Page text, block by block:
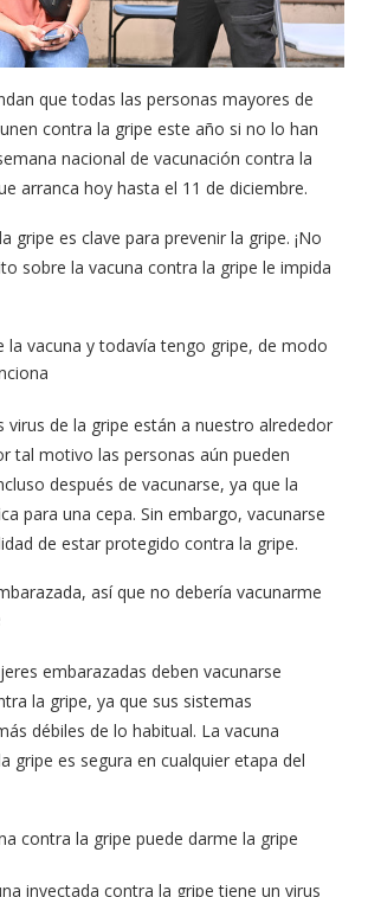
que todas las personas mayores de
contra la gripe este año si no lo han
nacional de vacunación contra la
arranca hoy hasta el 11 de diciembre.
gripe es clave para prevenir la gripe. ¡No
sobre la vacuna contra la gripe le impida
la vacuna y todavía tengo gripe, de modo
virus de la gripe están a nuestro alrededor
tal motivo las personas aún pueden
después de vacunarse, ya que la
para una cepa. Sin embargo, vacunarse
de estar protegido contra la gripe.
así que no debería vacunarme
embarazadas deben vacunarse
la gripe, ya que sus sistemas
débiles de lo habitual. La vacuna
gripe es segura en cualquier etapa del
contra la gripe puede darme la gripe
inyectada contra la gripe tiene un virus